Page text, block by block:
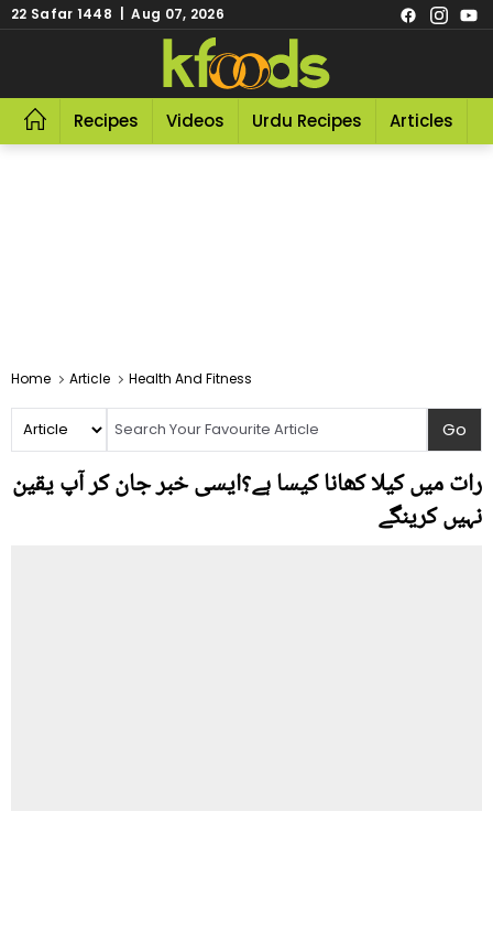
22 Safar 1448 | Aug 07, 2026
Recipes Videos Urdu Recipes Articles
Home Article Health And Fitness
رات میں کیلا کھانا کیسا ہے؟ایسی خبر جان کر آپ یقین
نہیں کرینگے